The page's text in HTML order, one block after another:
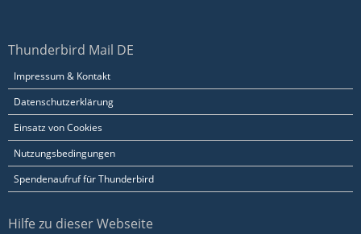
Thunderbird Mail DE
Impressum & Kontakt
Datenschutzerklärung
Einsatz von Cookies
Nutzungsbedingungen
Spendenaufruf für Thunderbird
Hilfe zu dieser Webseite